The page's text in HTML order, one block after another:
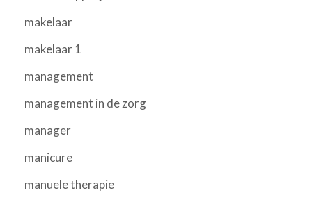
makelaar
makelaar 1
management
management in de zorg
manager
manicure
manuele therapie